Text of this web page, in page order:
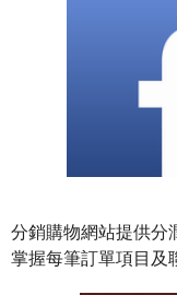
分銷購物網站提供分
掌握每筆訂單項目及